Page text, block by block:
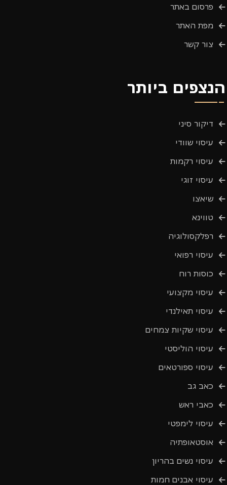
פרסום באתר
מפת האתר
צור קשר
הנצפים ביותר
דיקור סיני
עיסוי שוודי
עיסוי רקמות
עיסוי זוגי
שיאצו
טווינא
רפלקסולוגיה
עיסוי רפואי
כוסות רוח
עיסוי מקצועי
עיסוי תאילנדי
עיסוי שקיות צמחים
עיסוי הוליסטי
עיסוי ספורטאים
כאב גב
כאבי ראש
עיסוי לימפטי
אוסטאופתיה
עיסוי נשים בהריון
עיסוי אבנים חמות